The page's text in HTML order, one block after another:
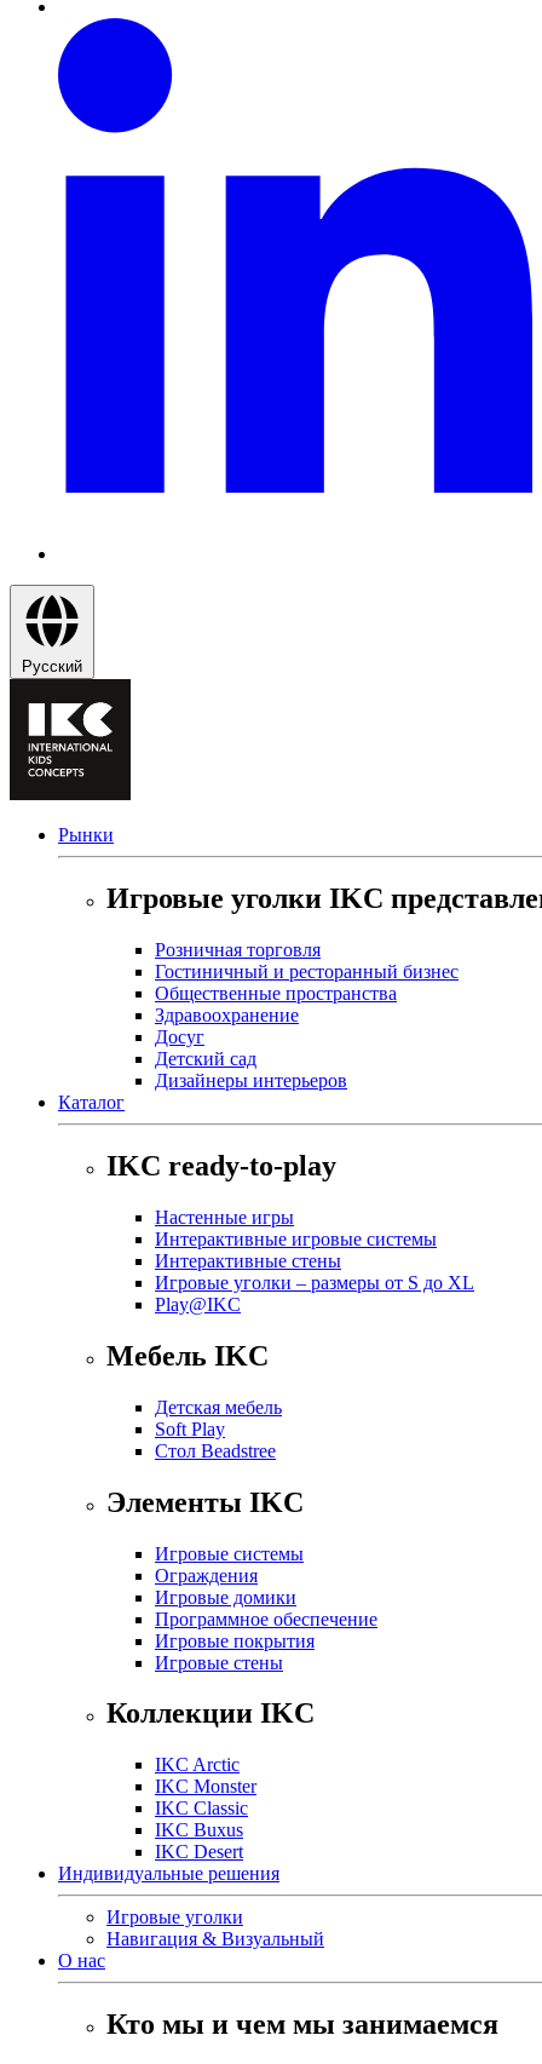
Русский
Рынки
Игровые уголки IKC
Розничная торговля
Гостиничный и ресторанный бизнес
Общественные пространства
Здравоохранение
Досуг
Детский сад
Дизайнеры интерьеров
Каталог
IKC ready-to-play
Настенные игры
Интерактивные игровые системы
Интерактивные стены
Игровые уголки – размеры от S до XL
Play@IKC
Мебель IKC
Детская мебель
Soft Play
Стол Beadstree
Элементы IKC
Игровые системы
Ограждения
Игровые домики
Программное обеспечение
Игровые покрытия
Игровые стены
Коллекции IKC
IKC Arctic
IKC Monster
IKC Classic
IKC Buxus
IKC Desert
Индивидуальные решения
Игровые уголки
Навигация & Визуальный
О нас
Кто мы и чем мы занимаемся